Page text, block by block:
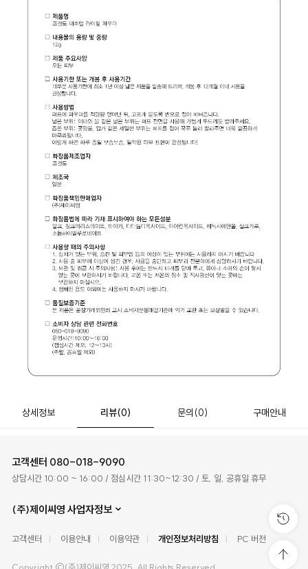
상세정보 리뷰(0) 문의 (0) 구매안내
고객센터 080-018-9090
상담시간 10:00 ~ 16:00 / 점심시간 11:30~12:30 / 토, 일, 공휴일 휴무
(주)제이씨영 사업자정보
고객센터 이용안내 이용약관 개인정보처리방침 PC 버전
Copyright ©(주)제이씨영 2025. All Rights Reserved.